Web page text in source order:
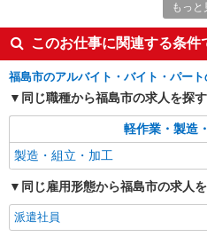
株式会社綜合キャリアオプション
ガラス繊維を巻
OK
時給1,500円
※深夜手当含む
福島県福島
キープ
株式会社テクノ・サービス/お仕事
もっと
このお仕事に関連する条件
福島市のアルバイト・バイト・パー
同じ職種から福島市の求人を探す
軽作業・製造
製造・組立・加工
同じ雇用形態から福島市の求人
派遣社員